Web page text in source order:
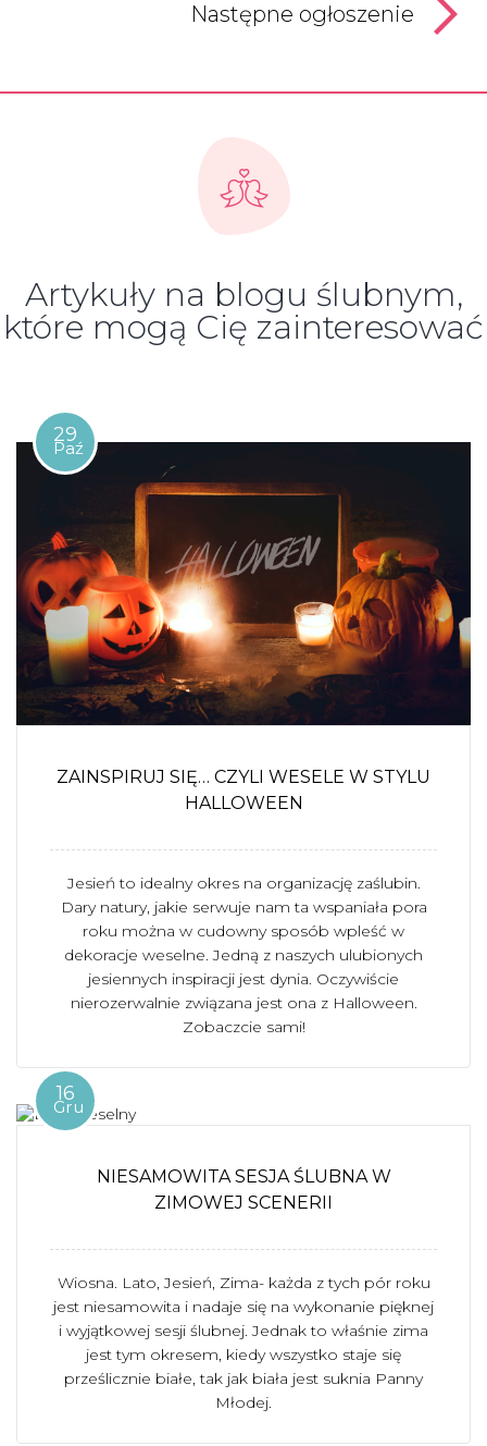
Następne ogłoszenie
Artykuły na blogu ślubnym,
które mogą Cię zainteresować
29
Paź
ZAINSPIRUJ SIĘ… CZYLI WESELE W STYLU
HALLOWEEN
Jesień to idealny okres na organizację zaślubin.
Dary natury, jakie serwuje nam ta wspaniała pora
roku można w cudowny sposób wpleść w
dekoracje weselne. Jedną z naszych ulubionych
jesiennych inspiracji jest dynia. Oczywiście
nierozerwalnie związana jest ona z Halloween.
Zobaczcie sami!
16
Gru
NIESAMOWITA SESJA ŚLUBNA W
ZIMOWEJ SCENERII
Wiosna. Lato, Jesień, Zima- każda z tych pór roku
jest niesamowita i nadaje się na wykonanie pięknej
i wyjątkowej sesji ślubnej. Jednak to właśnie zima
jest tym okresem, kiedy wszystko staje się
prześlicznie białe, tak jak biała jest suknia Panny
Młodej.